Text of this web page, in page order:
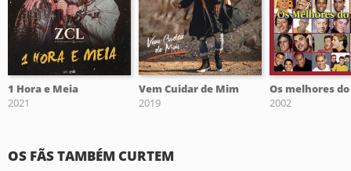
1 Hora e Meia
2021
Vem Cuidar de Mim
2019
2002
OS FÃS TAMBÉM CURTEM